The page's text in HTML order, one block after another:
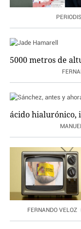
5000 metros de
ácido hialurónico,
FERNANDO VELOZ